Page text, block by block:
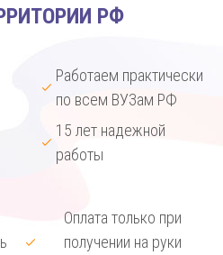
РФ
Работаем практически
по всем ВУЗам РФ
15 лет надежной
работы
Оплата только при
получении на руки